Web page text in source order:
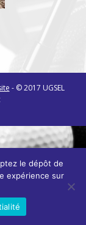
- © 2017 UGSEL
le dépôt de
expérience sur